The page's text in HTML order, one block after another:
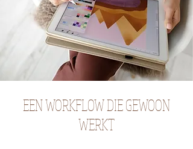
EEN WORKFLOW DIE GEWOON
WERKT